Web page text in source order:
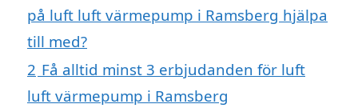
på luft luft värmepump i Ramsberg hjälpa
till med?
2 Få alltid minst 3 erbjudanden för luft
luft värmepump i Ramsberg